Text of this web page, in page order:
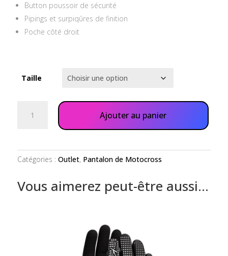
Button poussoir de sécurité
Pipings et surpiqûres de finition
Poche côté droit
Taille
orange
vert
Ajouter au panier
Catégories : Outlet, Pantalon de Motocross
Vous aimerez peut-être aussi…